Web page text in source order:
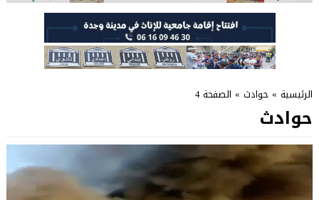
الرئيسية » حوادث » الصفحة 4
حوادث